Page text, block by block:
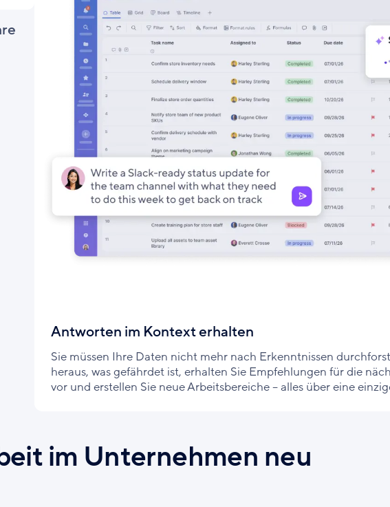
Antworten im Kontext erhalten
Sie müssen Ihre Daten nicht mehr nach Erkenntnissen
heraus, was gefährdet ist, erhalten Sie Empfehlungen für die
vor und erstellen Sie neue Arbeitsbereiche – alles über eine
im Unternehmen neu